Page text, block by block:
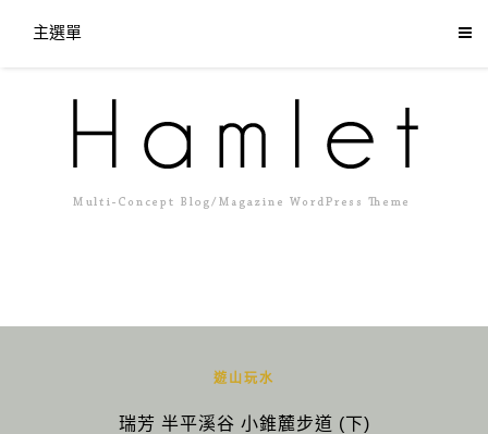
主選單
遊山玩水
瑞芳 半平溪谷 小錐麓步道 (下)